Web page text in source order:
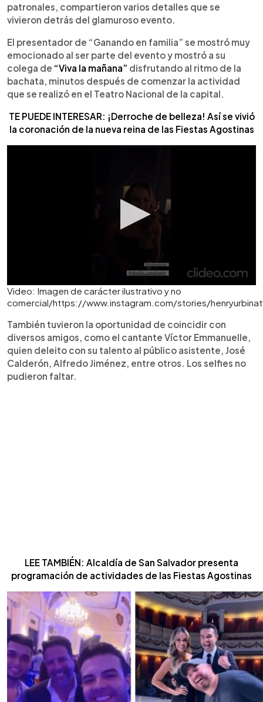
patronales, compartieron varios detalles que se
vivieron detrás del glamuroso evento.
El presentador de “Ganando en familia” se mostró muy
emocionado al ser parte del evento y mostró a su
colega de “Viva la mañana” disfrutando al ritmo de la
bachata, minutos después de comenzar la actividad
que se realizó en el Teatro Nacional de la capital.
TE PUEDE INTERESAR: ¡Derroche de belleza! Así se vivió
la coronación de la nueva reina de las Fiestas Agostinas
Video: Imagen de carácter ilustrativo y no
comercial/https://www.instagram.com/stories/
También tuvieron la oportunidad de coincidir con
diversos amigos, como el cantante Víctor Emmanuelle,
quien deleito con su talento al público asistente, José
Calderón, Alfredo Jiménez, entre otros. Los selfies no
pudieron faltar.
LEE TAMBIÉN: Alcaldía de San Salvador presenta
programación de actividades de las Fiestas Agostinas